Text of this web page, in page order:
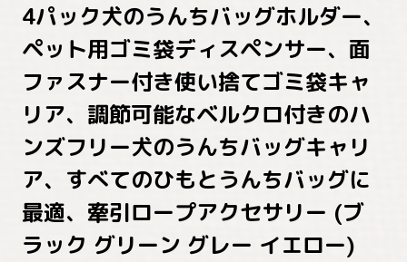
4パック犬のうんちバッグホルダー、
ペット用ゴミ袋ディスペンサー、面
ファスナー付き使い捨てゴミ袋キャ
リア、調節可能なベルクロ付きのハ
ンズフリー犬のうんちバッグキャリ
ア、すべてのひもとうんちバッグに
最適、牽引ロープアクセサリー (ブ
ラック グリーン グレー イエロー)